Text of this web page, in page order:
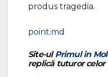
produs tragedia.
point.md
Site-ulPrimul in
replică tuturor celor